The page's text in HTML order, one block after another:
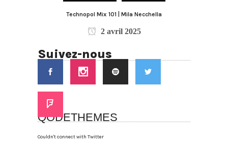
Technopol Mix 101 | Mila Necchella
2 avril 2025
Suivez-nous
QODETHEMES
Couldn't connect with Twitter